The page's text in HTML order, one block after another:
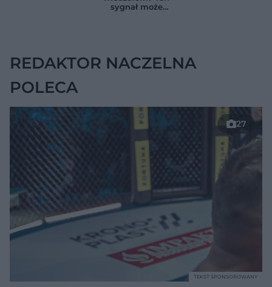
sygnał może
REDAKTOR NACZELNA
POLECA
27
TEKST SPONSOROWANY